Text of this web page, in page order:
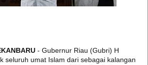
- Gubernur Riau (Gubri) H
seluruh umat Islam dari sebagai kalangan